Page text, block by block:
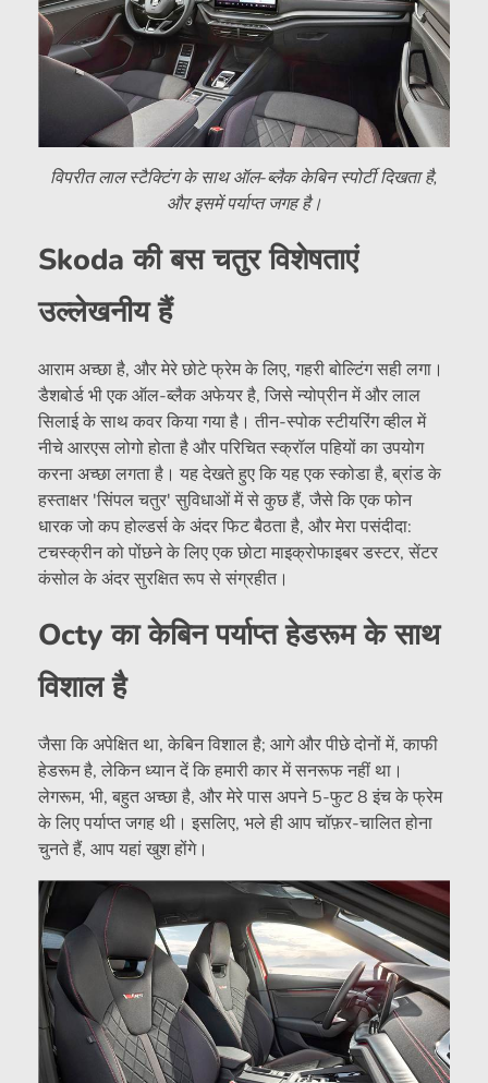
विपरीत लाल स्टैक्टिंग के साथ ऑल-ब्लैक केबिन स्पोर्टी दिखता है,
और इसमें पर्याप्त जगह है।
Skoda की बस चतुर विशेषताएं
उल्लेखनीय हैं
आराम अच्छा है, और मेरे छोटे फ्रेम के लिए, गहरी बोल्टिंग सही लगा।
डैशबोर्ड भी एक ऑल-ब्लैक अफेयर है, जिसे न्योप्रीन में और लाल
सिलाई के साथ कवर किया गया है। तीन-स्पोक स्टीयरिंग व्हील में
नीचे आरएस लोगो होता है और परिचित स्क्रॉल पहियों का उपयोग
करना अच्छा लगता है। यह देखते हुए कि यह एक स्कोडा है, ब्रांड के
हस्ताक्षर 'सिंपल चतुर' सुविधाओं में से कुछ हैं, जैसे कि एक फोन
धारक जो कप होल्डर्स के अंदर फिट बैठता है, और मेरा पसंदीदा:
टचस्क्रीन को पोंछने के लिए एक छोटा माइक्रोफाइबर डस्टर, सेंटर
कंसोल के अंदर सुरक्षित रूप से संग्रहीत।
Octy का केबिन पर्याप्त हेडरूम के साथ
विशाल है
जैसा कि अपेक्षित था, केबिन विशाल है; आगे और पीछे दोनों में, काफी
हेडरूम है, लेकिन ध्यान दें कि हमारी कार में सनरूफ नहीं था।
लेगरूम, भी, बहुत अच्छा है, और मेरे पास अपने 5-फुट 8 इंच के फ्रेम
के लिए पर्याप्त जगह थी। इसलिए, भले ही आप चॉफ़र-चालित होना
चुनते हैं, आप यहां खुश होंगे।